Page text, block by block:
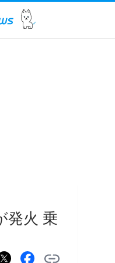
発火 乗